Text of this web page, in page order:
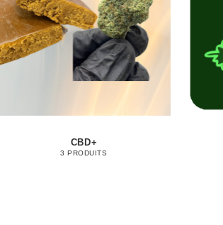
CBD+
3 PRODUITS